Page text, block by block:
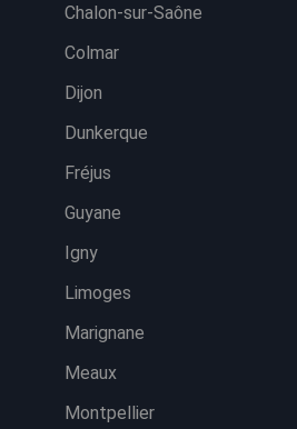
Chalon-sur-Saône
Colmar
Dijon
Dunkerque
Fréjus
Guyane
Igny
Limoges
Marignane
Meaux
Montpellier